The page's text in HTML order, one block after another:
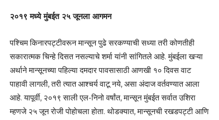
२०१९ मध्ये मुंबईत २५ जूनला आगमन
पश्चिम किनारपट्टीवरून मान्सून पुढे सरकण्याची सध्या तरी कोणतीही
सकारात्मक चिन्हे दिसत नसल्याचे शर्मा यांनी सांगितले आहे. मुंबईला खऱ्या
अर्थाने मान्सूनच्या पहिल्या दमदार पावसासाठी आणखी १० दिवस वाट
पाहावी लागली, तरी त्यात आश्चर्य वाटू नये, असा अंदाज वर्तवण्यात आला
आहे. यापूर्वी, २०१९ साली एल-निनो वर्षांत, मान्सून मुंबईत सर्वात उशिरा
म्हणजे २५ जून रोजी पोहोचला होता. थोडक्यात, मान्सूनची रखडपट्टी आणि